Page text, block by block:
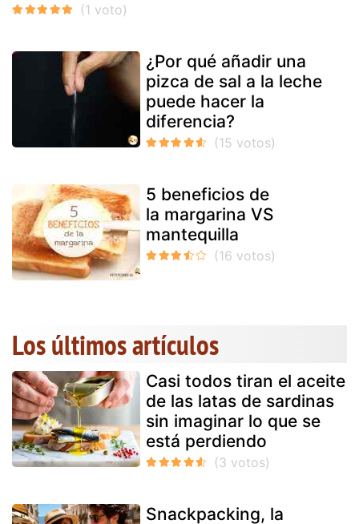
¿Por qué añadir una
pizca de sal a la leche
puede hacer la
diferencia?
5 beneficios de
la margarina VS
mantequilla
Los últimos artículos
Casi todos tiran el aceite
de las latas de sardinas
sin imaginar lo que se
está perdiendo
Snackpacking, la